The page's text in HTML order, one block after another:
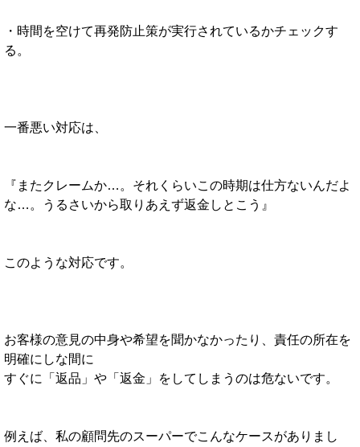
・時間を空けて再発防止策が実行されているかチェックす
る。
一番悪い対応は、
『またクレームか…。それくらいこの時期は仕方ないんだよ
な…。うるさいから取りあえず返金しとこう』
このような対応です。
お客様の意見の中身や希望を聞かなかったり、責任の所在を
明確にしな間に
すぐに「返品」や「返金」をしてしまうのは危ないです。
例えば、私の顧問先のスーパーでこんなケースがありまし